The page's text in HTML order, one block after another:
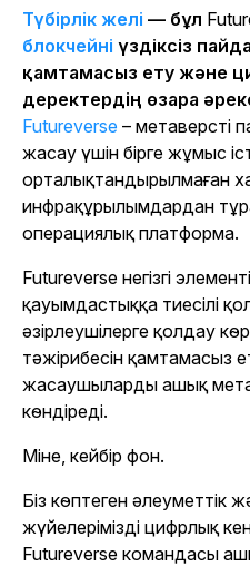
Түбірлік желі — бұл
блокчейні үздіксіз
қамтамасыз ету және
деректердің өзара
Futureverse – метаверсті
жасау үшін бірге жұмыс
орталықтандырылмаған
инфрақұрылымдардан
операциялық платформа.
Futureverse негізгі
қауымдастыққа тиесілі
әзірлеушілерге қолдау
тәжірибесін қамтамасыз
жасаушыларды ашық
көндіреді.
Міне, кейбір фон.
Біз көптеген әлеуметтік
жүйелерімізді цифрлық
Futureverse командасы